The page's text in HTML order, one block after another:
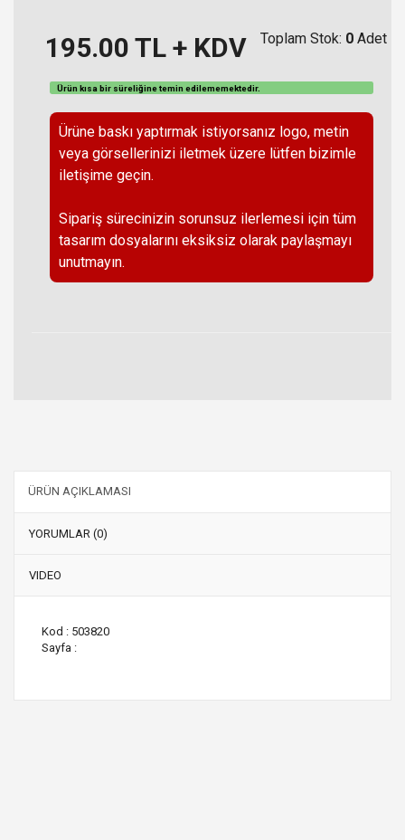
195.00 TL + KDV Toplam Stok: 0 Adet
Ürün kısa bir süreliğine temin edilememektedir.
Ürüne baskı yaptırmak istiyorsanız logo, metin
veya görsellerinizi iletmek üzere lütfen bizimle
iletişime geçin.
Sipariş sürecinizin sorunsuz ilerlemesi için tüm
tasarım dosyalarını eksiksiz olarak paylaşmayı
unutmayın.
ÜRÜN AÇIKLAMASI
YORUMLAR (0)
VIDEO
Kod : 503820
Sayfa :